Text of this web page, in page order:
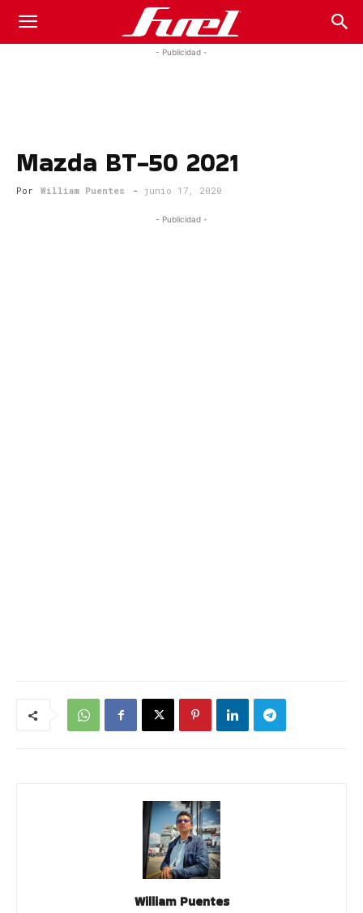
Fuel
Magazine
- Publicidad -
Mazda BT-50 2021
Por William Puentes - junio 17, 2020
- Publicidad -
William Puentes